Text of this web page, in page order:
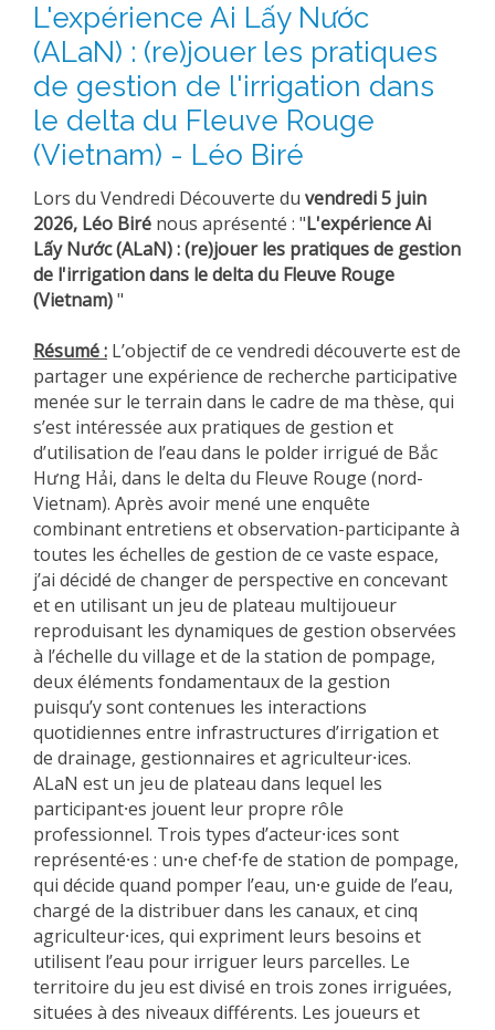
L'expérience Ai Lấy Nước
(ALaN) : (re)jouer les pratiques
de gestion de l'irrigation dans
le delta du Fleuve Rouge
(Vietnam) - Léo Biré
Lors du Vendredi Découverte du vendredi 5 juin
2026, Léo Biré nous aprésenté : "L'expérience Ai
Lấy Nước (ALaN) : (re)jouer les pratiques de gestion
de l'irrigation dans le delta du Fleuve Rouge
(Vietnam)"
Résumé : L’objectif de ce vendredi découverte est de
partager une expérience de recherche participative
menée sur le terrain dans le cadre de ma thèse, qui
s’est intéressée aux pratiques de gestion et
d’utilisation de l’eau dans le polder irrigué de Bắc
Hưng Hải, dans le delta du Fleuve Rouge (nord-
Vietnam). Après avoir mené une enquête
combinant entretiens et observation-participante à
toutes les échelles de gestion de ce vaste espace,
j’ai décidé de changer de perspective en concevant
et en utilisant un jeu de plateau multijoueur
reproduisant les dynamiques de gestion observées
à l’échelle du village et de la station de pompage,
deux éléments fondamentaux de la gestion
puisqu’y sont contenues les interactions
quotidiennes entre infrastructures d’irrigation et
de drainage, gestionnaires et agriculteur⸱ices.
ALaN est un jeu de plateau dans lequel les
participant⸱es jouent leur propre rôle
professionnel. Trois types d’acteur⸱ices sont
représenté⸱es : un⸱e chef⸱fe de station de pompage,
qui décide quand pomper l’eau, un⸱e guide de l’eau,
chargé de la distribuer dans les canaux, et cinq
agriculteur⸱ices, qui expriment leurs besoins et
utilisent l’eau pour irriguer leurs parcelles. Le
territoire du jeu est divisé en trois zones irriguées,
situées à des niveaux différents. Les joueurs et